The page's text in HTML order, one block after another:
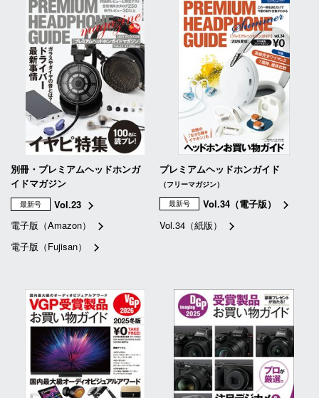
別冊・プレミアムヘッドホンガ
イドマガジン
最新号
Vol.23
電子版（Amazon）
電子版（Fujisan）
プレミアムヘッドホンガイド
（フリーマガジン）
最新号
Vol.34（電子版）
Vol.34（紙版）